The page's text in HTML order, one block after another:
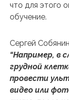
что для этого
обучение.
Сергей
“Например, в
грудной
провести
видео или